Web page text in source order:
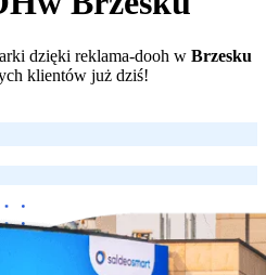
dzięki reklama-dooh w Brzesku
klientów już dziś!